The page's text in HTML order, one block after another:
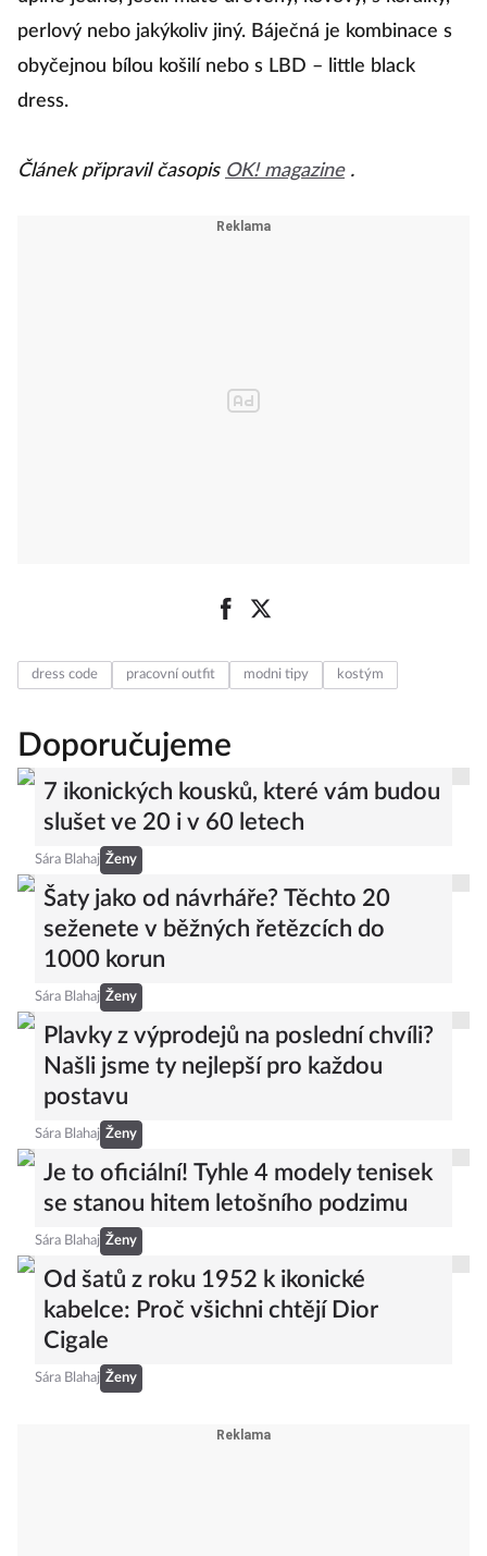
perlový nebo jakýkoliv jiný. Báječná je kombinace s
obyčejnou bílou košilí nebo s LBD – little black
dress.
Článek připravil časopis OK! magazine .
dress code pracovní outfit modni tipy kostým
Doporučujeme
7 ikonických kousků, které vám budou
slušet ve 20 i v 60 letech
Sára Blahaj Ženy
Šaty jako od návrháře? Těchto 20
seženete v běžných řetězcích do
1000 korun
Sára Blahaj Ženy
Plavky z výprodejů na poslední chvíli?
Našli jsme ty nejlepší pro každou
postavu
Sára Blahaj Ženy
Je to oficiální! Tyhle 4 modely tenisek
se stanou hitem letošního podzimu
Sára Blahaj Ženy
Od šatů z roku 1952 k ikonické
kabelce: Proč všichni chtějí Dior
Cigale
Sára Blahaj Ženy